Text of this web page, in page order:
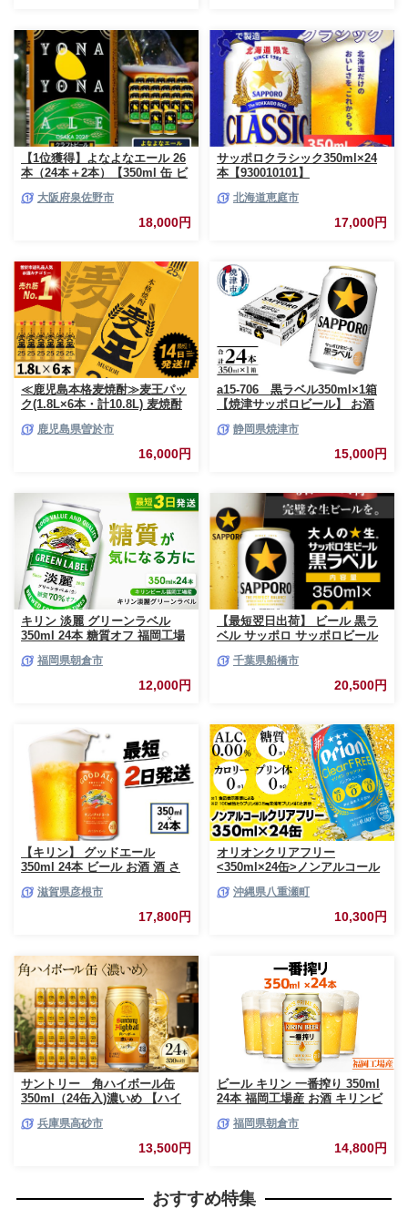
【1位獲得】よなよなエール 26
本（24本＋2本）【350ml 缶 ビ
み比べ 晩酌 高評価 家計応援 特
別規格 ヤッホーブルーイング】
大阪府泉佐野市
18,000円
サッポロクラシック350ml×24
本【930010101】
北海道恵庭市
17,000円
≪鹿児島本格麦焼酎≫麦王パッ
ク(1.8L×6本・計10.8L) 麦焼酎
v02鹿児島県曽於市
16,000円
a15-706 黒ラベル350ml×1箱
【焼津サッポロビール】 お酒
ッポロ サッポロビール 黒ラベ
静岡県焼津市
15,000円
キリン 淡麗 グリーンラベル
350ml 24本 糖質オフ 福岡工場
泡酒 送料無料 ギフト 内祝い ケ
福岡県朝倉市
12,000円
【最短翌日出荷】 ビール 黒ラ
ベル サッポロ サッポロビール
箱 おすすめ 人気 ギフト 贈答
千葉県船橋市
20,500円
【キリン】 グッドエール
350ml 24本 ビール お酒 酒 さ
芽 ホップ 麦酒 Beer 缶ビール
350ml 24缶 キリンビール アル
滋賀県彦根市
17,800円
オリオンクリアフリー
<350ml×24缶>ノンアルコール
ン クリア フリー プリン体ゼロ
糖質ゼロ カロリーゼロ 爽快な
うまさ 炭酸 350ml 24缶 スッキ
沖縄県八重瀬町
10,300円
サントリー 角ハイボール缶
350ml（24缶入)濃いめ 【ハイ
庫県 高砂市 ふるさと納税】
兵庫県高砂市
13,500円
ビール キリン 一番搾り 350ml
24本 福岡工場産 お酒 キリンビ
内祝い ケース 一番搾り麦汁 麦
100％ すみきった味わい
福岡県朝倉市
14,800円
おすすめ特集